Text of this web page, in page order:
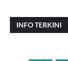
INFO TERKINI